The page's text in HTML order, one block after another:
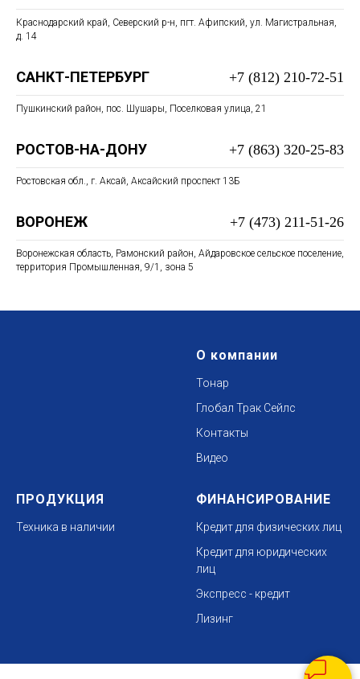
Краснодарский край, Северский р-н, пгт. Афипский, ул. Магистральная,
д. 14
САНКТ-ПЕТЕРБУРГ +7 (812) 210-72-51
Пушкинский район, пос. Шушары, Поселковая улица, 21
РОСТОВ-НА-ДОНУ +7 (863) 320-25-83
Ростовская обл., г. Аксай, Аксайский проспект 13Б
ВОРОНЕЖ +7 (473) 211-51-26
Воронежская область, Рамонский район, Айдаровское сельское поселение,
территория Промышленная, 9/1, зона 5
О компании
Тонар
Глобал Трак Сейлс
Контакты
Видео
ПРОДУКЦИЯ
Техника в наличии
ФИНАНСИРОВАНИЕ
Кредит для физических лиц
Кредит для юридических
лиц
Экспресс - кредит
Лизинг